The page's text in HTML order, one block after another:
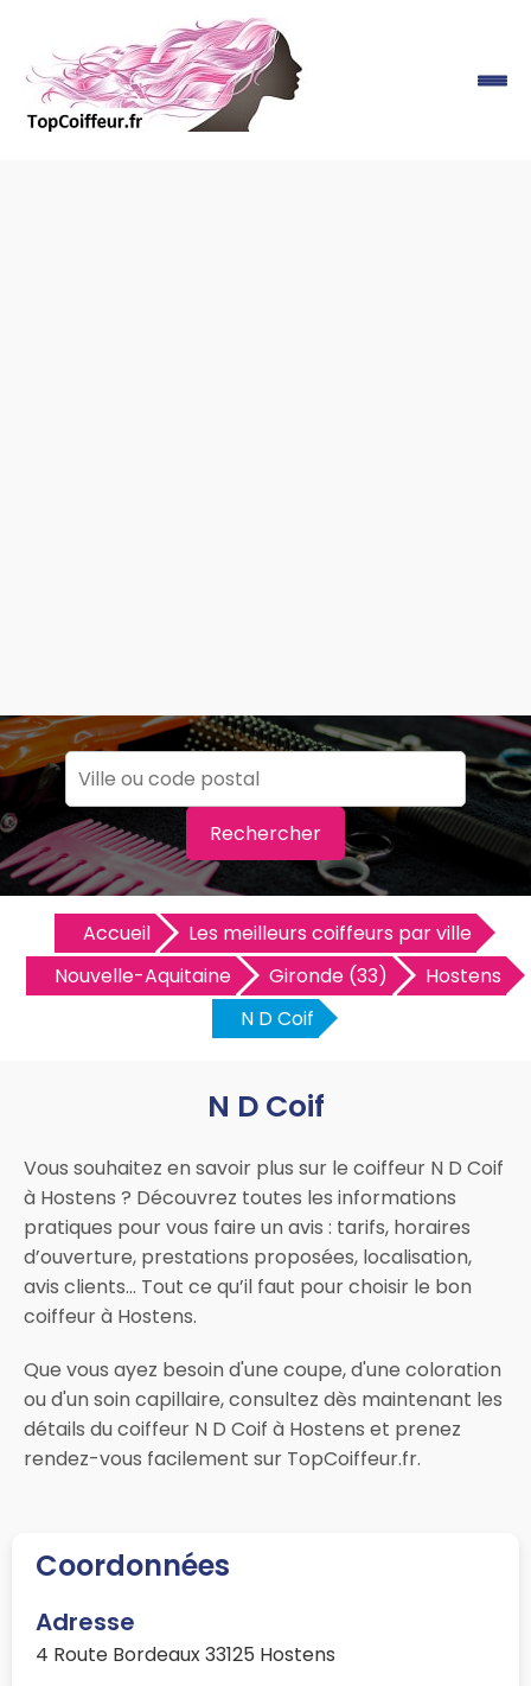
Rechercher
Accueil
Les meilleurs coiffeurs par ville
Nouvelle-Aquitaine
Gironde (33)
Hostens
N D Coif
N D Coif
Vous souhaitez en savoir plus sur le coiffeur N D Coif
à Hostens ? Découvrez toutes les informations
pratiques pour vous faire un avis : tarifs, horaires
d’ouverture, prestations proposées, localisation,
avis clients… Tout ce qu’il faut pour choisir le bon
coiffeur à Hostens.
Que vous ayez besoin d'une coupe, d'une coloration
ou d'un soin capillaire, consultez dès maintenant les
détails du coiffeur N D Coif à Hostens et prenez
rendez-vous facilement sur TopCoiffeur.fr.
Coordonnées
Adresse
4 Route Bordeaux 33125 Hostens